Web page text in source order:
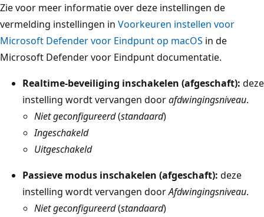
Zie voor meer informatie over deze instellingen de
vermelding instellingen in Voorkeuren instellen voor
Microsoft Defender voor Eindpunt op macOS in de
Microsoft Defender voor Eindpunt documentatie.
Realtime-beveiliging inschakelen (afgeschaft): deze
instelling wordt vervangen doorafdwingingsniveau.
Niet geconfigureerd(standaard)
Ingeschakeld
Uitgeschakeld
Passieve modus inschakelen (afgeschaft): deze
instelling wordt vervangen doorAfdwingingsniveau.
Niet geconfigureerd(standaard)